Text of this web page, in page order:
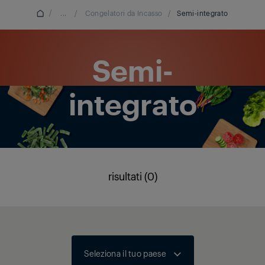
/ ... / Congelatori da Incasso / Semi-integrato
Semi-
integrato
risultati (0)
Seleziona il tuo paese